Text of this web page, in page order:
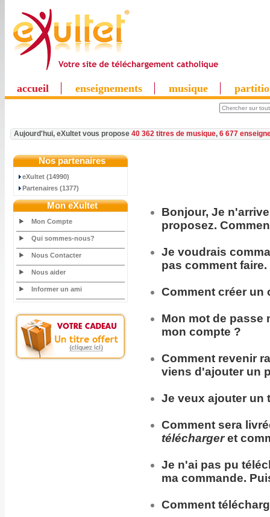
accueil enseignements musique
Aujourd'hui, eXultet vous propose 40 362 titres de musique, 6 677
Nos partenaires
eXultet (14990)
Partenaires (1377)
Mon eXultet
Mon Compte
Qui sommes-nous?
Nous Contacter
Nous aider
Informer un ami
Bonjour, Je
proposez.
Je voudrais
pas comment faire.
Comment créer un
Mon mot de passe
mon compte ?
Comment revenir
viens d'ajouter un
Je veux ajouter un
Comment sera
téléchargeret
Je n'ai pas pu
ma commande.
Comment